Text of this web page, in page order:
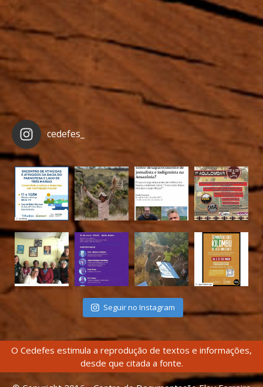
cedefes_
Seguir no Instagram
O Cedefes estimula a reprodução de textos e informações,
desde que citada a fonte.